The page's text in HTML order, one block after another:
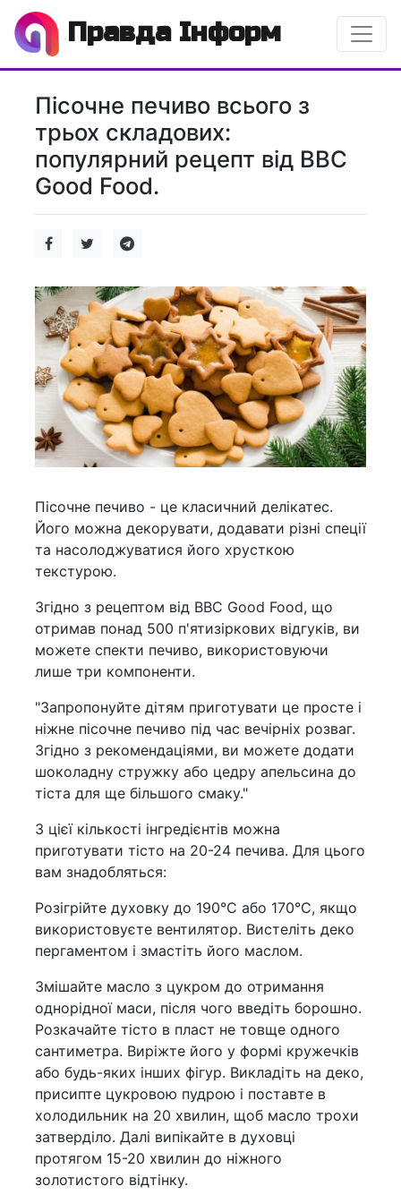
Правда Інформ
Пісочне печиво всього з
трьох складових:
популярний рецепт від BBC
Good Food.
Пісочне печиво - це класичний делікатес.
Його можна декорувати, додавати різні спеції
та насолоджуватися його хрусткою
текстурою.
Згідно з рецептом від BBC Good Food, що
отримав понад 500 п'ятизіркових відгуків, ви
можете спекти печиво, використовуючи
лише три компоненти.
"Запропонуйте дітям приготувати це просте і
ніжне пісочне печиво під час вечірніх розваг.
Згідно з рекомендаціями, ви можете додати
шоколадну стружку або цедру апельсина до
тіста для ще більшого смаку."
З цієї кількості інгредієнтів можна
приготувати тісто на 20-24 печива. Для цього
вам знадобляться:
Розігрійте духовку до 190°C або 170°C, якщо
використовуєте вентилятор. Вистеліть деко
пергаментом і змастіть його маслом.
Змішайте масло з цукром до отримання
однорідної маси, після чого введіть борошно.
Розкачайте тісто в пласт не товще одного
сантиметра. Виріжте його у формі кружечків
або будь-яких інших фігур. Викладіть на деко,
присипте цукровою пудрою і поставте в
холодильник на 20 хвилин, щоб масло трохи
затверділо. Далі випікайте в духовці
протягом 15-20 хвилин до ніжного
золотистого відтінку.